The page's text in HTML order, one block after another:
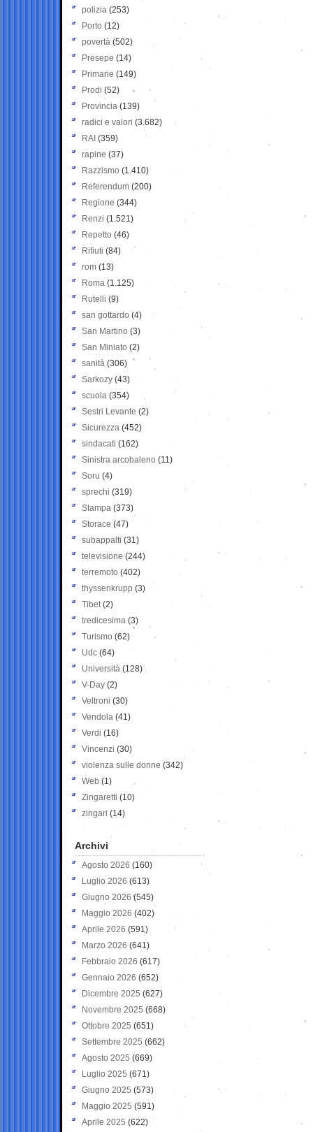
polizia (253)
Porto (12)
povertà (502)
Presepe (14)
Primarie (149)
Prodi (52)
Provincia (139)
radici e valori (3.682)
RAI (359)
rapine (37)
Razzismo (1.410)
Referendum (200)
Regione (344)
Renzi (1.521)
Repetto (46)
Rifiuti (84)
rom (13)
Roma (1.125)
Rutelli (9)
san gottardo (4)
San Martino (3)
San Miniato (2)
sanità (306)
Sarkozy (43)
scuola (354)
Sestri Levante (2)
Sicurezza (452)
sindacati (162)
Sinistra arcobaleno (11)
Soru (4)
sprechi (319)
Stampa (373)
Storace (47)
subappalti (31)
televisione(244)
terremoto (402)
thyssenkrupp (3)
Tibet(2)
tredicesima (3)
Turismo (62)
Udc (64)
Università (128)
V-Day (2)
Veltroni (30)
Vendola (41)
Verdi (16)
Vincenzi (30)
violenza sulle donne (342)
Web (1)
Zingaretti (10)
zingari (14)
Archivi
Agosto 2026 (160)
Luglio 2026 (613)
Giugno 2026 (545)
Maggio 2026 (402)
Aprile 2026 (591)
Marzo 2026 (641)
Febbraio 2026 (617)
Gennaio 2026 (652)
Dicembre 2025 (627)
Novembre 2025 (668)
Ottobre 2025 (651)
Settembre 2025 (662)
Agosto 2025 (669)
Luglio 2025 (671)
Giugno 2025 (573)
Maggio 2025 (591)
Aprile 2025 (622)